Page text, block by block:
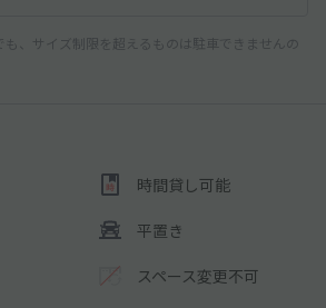
、サイズ制限を超えるものは駐車できませんの
時間貸し可能
平置き
スペース変更不可